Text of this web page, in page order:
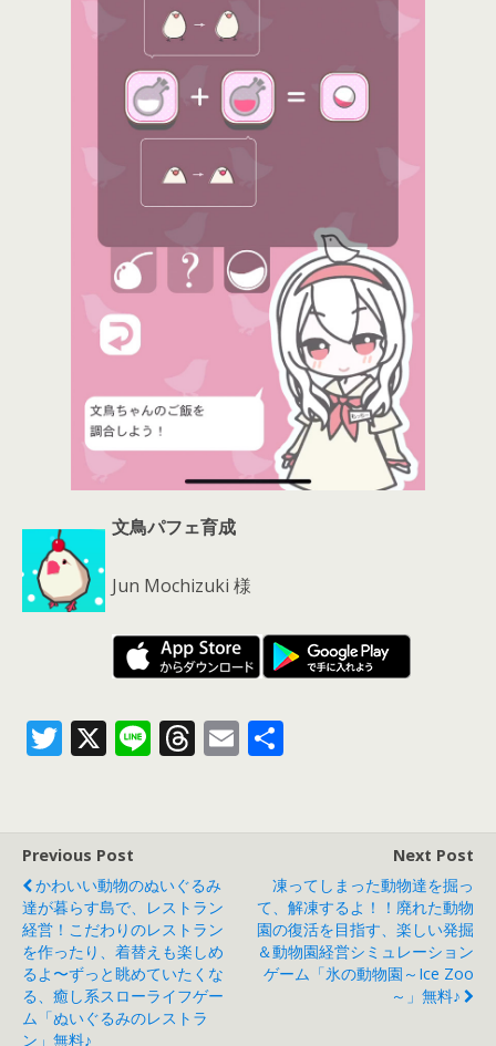
文鳥パフェ育成
Jun Mochizuki 様
T
w
er
X Li
n
T
h
d
s
E
m
Previous Post
かわいい動物のぬいぐるみ
達が暮らす島で、レストラン
経営！こだわりのレストラン
を作ったり、着替えも楽しめ
るよ〜ずっと眺めていたくな
る、癒し系スローライフゲー
ム「ぬいぐるみのレストラ
ン」無料♪
Next Post
凍ってしまった動物達を掘っ
て、解凍するよ！！廃れた動物
園の復活を目指す、楽しい発掘
＆動物園経営シミュレーション
ゲーム「氷の動物園～Ice Zoo
～」無料♪